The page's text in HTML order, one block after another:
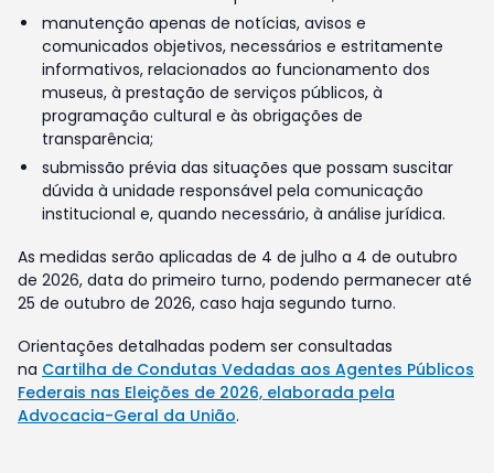
manutenção apenas de notícias, avisos e
comunicados objetivos, necessários e estritamente
informativos, relacionados ao funcionamento dos
museus, à prestação de serviços públicos, à
programação cultural e às obrigações de
transparência;
submissão prévia das situações que possam suscitar
dúvida à unidade responsável pela comunicação
institucional e, quando necessário, à análise jurídica.
As medidas serão aplicadas de 4 de julho a 4 de outubro
de 2026, data do primeiro turno, podendo permanecer até
25 de outubro de 2026, caso haja segundo turno.
Orientações detalhadas podem ser consultadas
na Cartilha de Condutas Vedadas aos Agentes Públicos
Federais nas Eleições de 2026, elaborada pela
Advocacia-Geral da União.